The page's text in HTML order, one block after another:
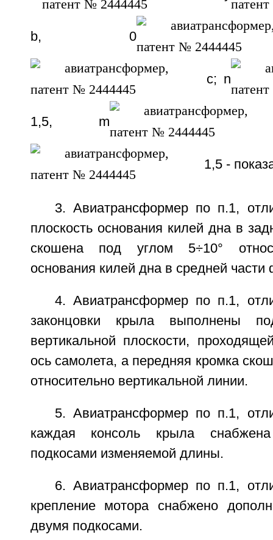
b, 0
c; n
1,5, m
1,5 -
3. Авиатрансформер по п.1,
плоскость основания килей дна в
скошена под углом 5÷10°
основания килей дна в средней
4. Авиатрансформер по п.1,
законцовки крыла выполнены
вертикальной плоскости,
ось самолета, а передняя кромка
относительно вертикальной линии.
5. Авиатрансформер по п.1,
каждая консоль крыла
подкосами изменяемой длины.
6. Авиатрансформер по п.1,
крепление мотора снабжено
двумя подкосами.